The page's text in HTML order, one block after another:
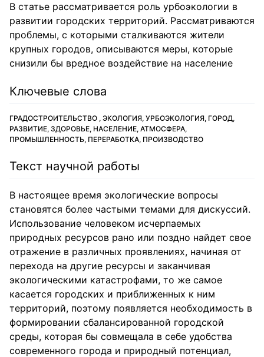
В статье рассматривается роль урбоэкологии в
развитии городских территорий. Рассматриваются
проблемы, с которыми сталкиваются жители
крупных городов, описываются меры, которые
снизили бы вредное воздействие на население
Ключевые слова
ГРАДОСТРОИТЕЛЬСТВО , ЭКОЛОГИЯ, УРБОЭКОЛОГИЯ, ГОРОД,
РАЗВИТИЕ, ЗДОРОВЬЕ, НАСЕЛЕНИЕ, АТМОСФЕРА,
ПРОМЫШЛЕННОСТЬ, ПЕРЕРАБОТКА, ПРОИЗВОДСТВО
Текст научной работы
В настоящее время экологические вопросы
становятся более частыми темами для дискуссий.
Использование человеком исчерпаемых
природных ресурсов рано или поздно найдет свое
отражение в различных проявлениях, начиная от
перехода на другие ресурсы и заканчивая
экологическими катастрофами, то же самое
касается городских и приближенных к ним
территорий, поэтому появляется необходимость в
формировании сбалансированной городской
среды, которая бы совмещала в себе удобства
современного города и природный потенциал,